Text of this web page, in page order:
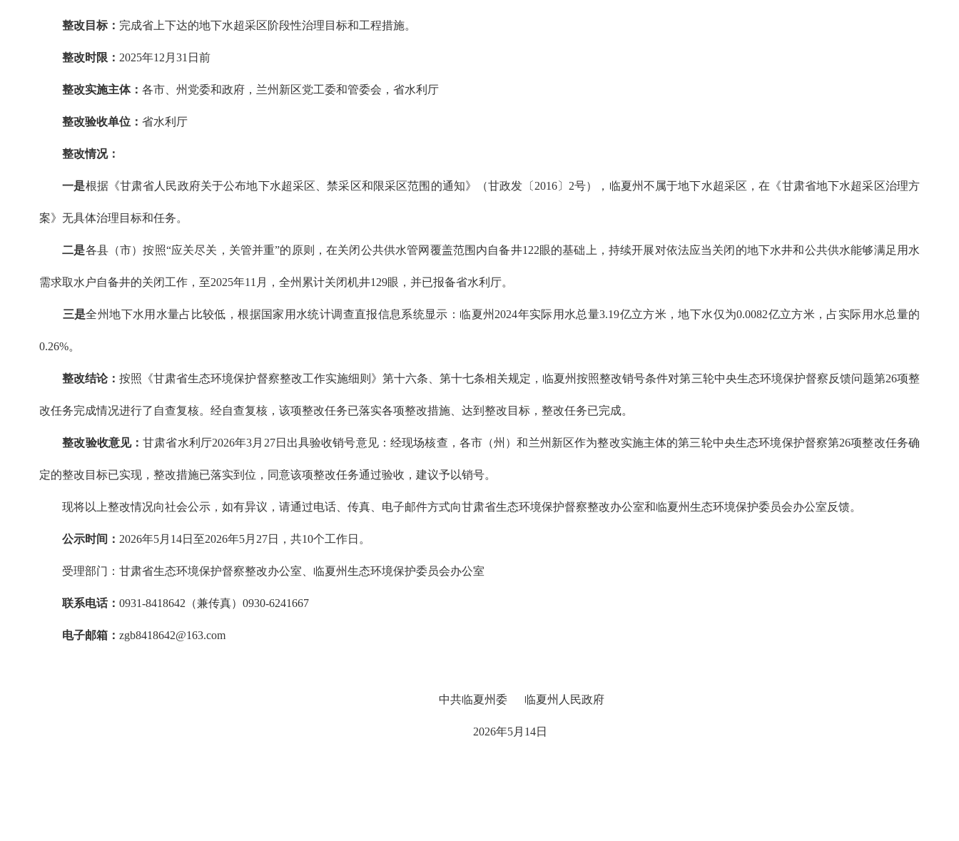
整改目标： 完成省上下达的地下水超采区阶段性治理目标和工程措施。
整改时限： 2025年12月31日前
整改实施主体： 各市、州党委和政府，兰州新区党工委和管委会，省水利厅
整改验收单位： 省水利厅
整改情况：
一是根据《甘肃省人民政府关于公布地下水超采区、禁采区和限采区范围的通知》（甘政发〔2016〕2号），临夏州不属于地下水超采区，在《甘肃省地下水超采区治理方
案》无具体治理目标和任务。
二是各县（市）按照“应关尽关，关管并重”的原则，在关闭公共供水管网覆盖范围内自备井122眼的基础上，持续开展对依法应当关闭的地下水井和公共供水能够满足用水
需求取水户自备井的关闭工作，至2025年11月，全州累计关闭机井129眼，并已报备省水利厅。
三是全州地下水用水量占比较低，根据国家用水统计调查直报信息系统显示：临夏州2024年实际用水总量3.19亿立方米，地下水仅为0.0082亿立方米，占实际用水总量的
0.26%。
整改结论：按照《甘肃省生态环境保护督察整改工作实施细则》第十六条、第十七条相关规定，临夏州按照整改销号条件对第三轮中央生态环境保护督察反馈问题第26项整
改任务完成情况进行了自查复核。经自查复核，该项整改任务已落实各项整改措施、达到整改目标，整改任务已完成。
整改验收意见：甘肃省水利厅2026年3月27日出具验收销号意见：经现场核查，各市（州）和兰州新区作为整改实施主体的第三轮中央生态环境保护督察第26项整改任务确
定的整改目标已实现，整改措施已落实到位，同意该项整改任务通过验收，建议予以销号。
现将以上整改情况向社会公示，如有异议，请通过电话、传真、电子邮件方式向甘肃省生态环境保护督察整改办公室和临夏州生态环境保护委员会办公室反馈。
公示时间： 2026年5月14日至2026年5月27日，共10个工作日。
受理部门：甘肃省生态环境保护督察整改办公室、临夏州生态环境保护委员会办公室
联系电话： 0931-8418642（兼传真）0930-6241667
电子邮箱： zgb8418642@163.com
中共临夏州委 临夏州人民政府
2026年5月14日